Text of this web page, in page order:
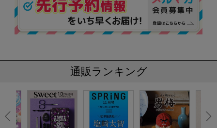
通販ランキング